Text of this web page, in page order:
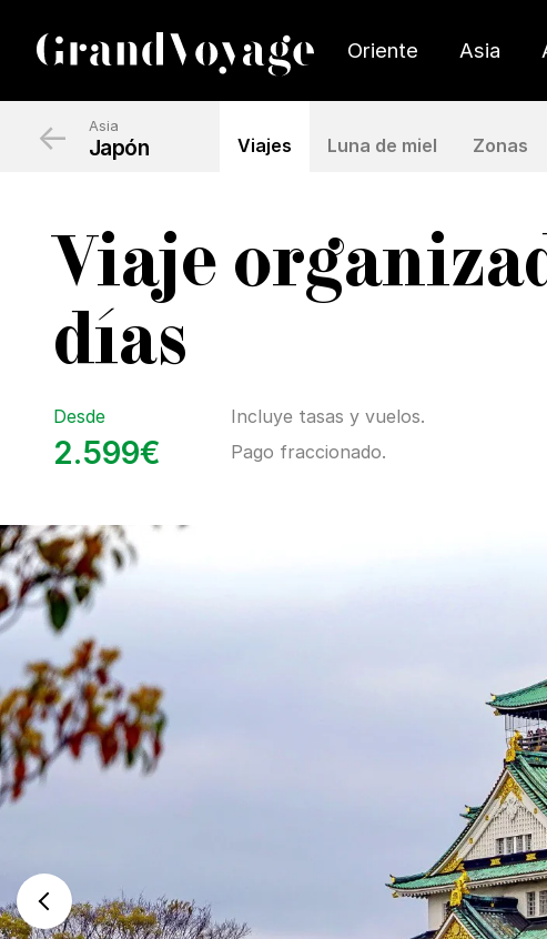
Oriente Asia
Asia
Japón Viajes Luna de miel Zonas
←
Viaje
días
Desde
2.599€
Incluye tasas y vuelos.
Pago fraccionado.